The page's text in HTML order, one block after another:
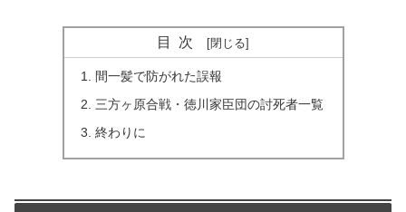
目次
間一髪で防がれた誤報
三方ヶ原合戦・徳川家臣団の討死者一覧
終わりに